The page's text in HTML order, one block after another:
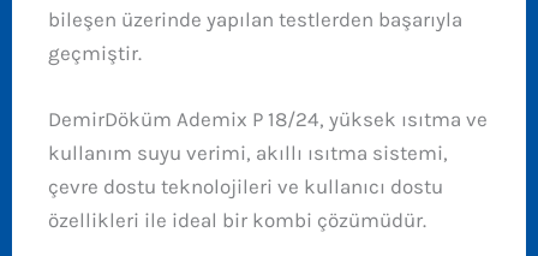
bileşen üzerinde yapılan testlerden başarıyla
geçmiştir.
DemirDöküm Ademix P 18/24, yüksek ısıtma ve
kullanım suyu verimi, akıllı ısıtma sistemi,
çevre dostu teknolojileri ve kullanıcı dostu
özellikleri ile ideal bir kombi çözümüdür.